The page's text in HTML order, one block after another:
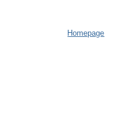
Homepage